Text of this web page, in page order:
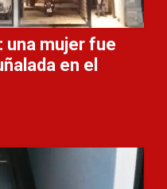
una mujer fue
en el